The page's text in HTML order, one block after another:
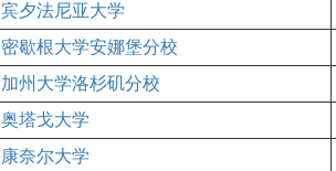
宾夕法尼亚大学
密歇根大学安娜堡分校
加州大学洛杉矶分校
奥塔戈大学
康奈尔大学